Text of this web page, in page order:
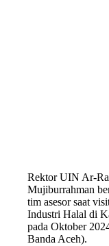
Rektor UIN Ar-
Mujiburrahman
tim asesor saat
Industri Halal di
pada Oktober
Banda Aceh).